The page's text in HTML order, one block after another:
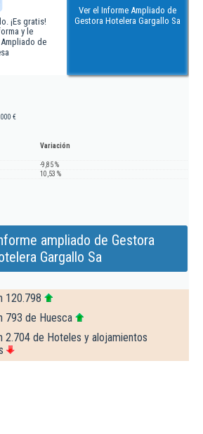
¡Es gratis!
y le
de
Ver el Informe Ampliado de
Gestora Hotelera Gargallo Sa
€
Variación
-9,85 %
10,53 %
ampliado de Gestora
Gargallo Sa
120.798
793 de Huesca
2.704 de Hoteles y alojamientos